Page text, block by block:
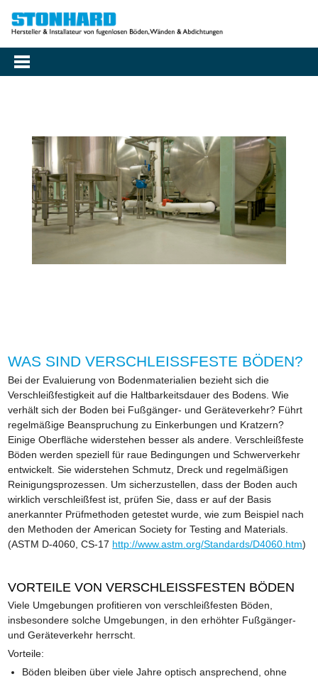
WAS SIND VERSCHLEISSFESTE BÖDEN?
Bei der Evaluierung von Bodenmaterialien bezieht sich die
Verschleißfestigkeit auf die Haltbarkeitsdauer des Bodens. Wie
verhält sich der Boden bei Fußgänger- und Geräteverkehr? Führt
regelmäßige Beanspruchung zu Einkerbungen und Kratzern?
Einige Oberfläche widerstehen besser als andere. Verschleißfeste
Böden werden speziell für raue Bedingungen und Schwerverkehr
entwickelt. Sie widerstehen Schmutz, Dreck und regelmäßigen
Reinigungsprozessen. Um sicherzustellen, dass der Boden auch
wirklich verschleißfest ist, prüfen Sie, dass er auf der Basis
anerkannter Prüfmethoden getestet wurde, wie zum Beispiel nach
den Methoden der American Society for Testing and Materials.
(ASTM D-4060, CS-17 http://www.astm.org/Standards/D4060.htm)
VORTEILE VON VERSCHLEISSFESTEN BÖDEN
Viele Umgebungen profitieren von verschleißfesten Böden,
insbesondere solche Umgebungen, in den erhöhter Fußgänger-
und Geräteverkehr herrscht.
Vorteile:
Böden bleiben über viele Jahre optisch ansprechend, ohne